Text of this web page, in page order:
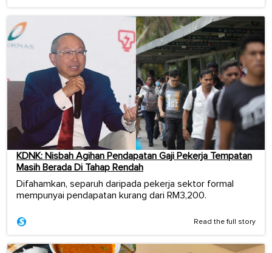
KDNK: Nisbah Agihan Pendapatan Gaji Pekerja Tempatan
Masih Berada Di Tahap Rendah
Difahamkan, separuh daripada pekerja sektor formal
mempunyai pendapatan kurang dari RM3,200.
Read the full story